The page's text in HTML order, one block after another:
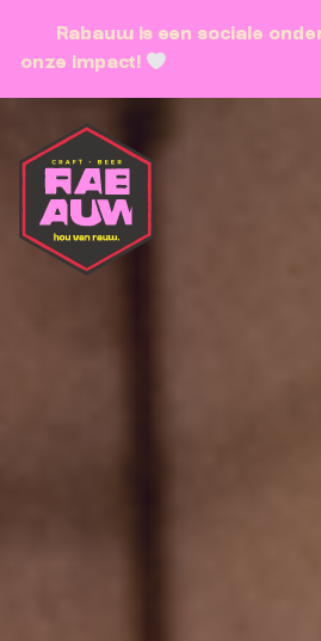
Rabauw is een sociale
onze impact!